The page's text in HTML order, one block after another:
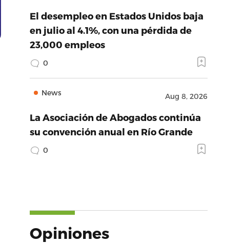
El desempleo en Estados Unidos baja
en julio al 4.1%, con una pérdida de
23,000 empleos
0
News Aug 8, 2026
La Asociación de Abogados continúa
su convención anual en Río Grande
0
Opiniones